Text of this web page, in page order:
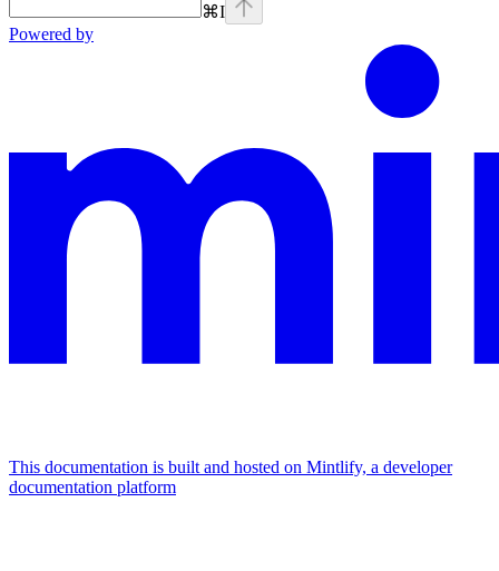
⌘I
Powered by
This documentation is built and hosted on Mintlify, a developer
documentation platform